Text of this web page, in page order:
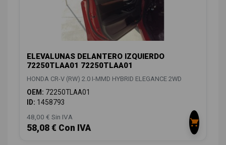
ELEVALUNAS DELANTERO IZQUIERDO
72250TLAA01 72250TLAA01
HONDA CR-V (RW) 2.0 I-MMD HYBRID ELEGANCE 2WD
OEM: 72250TLAA01
ID: 1458793
48,00 € Sin IVA
58,08 € Con IVA